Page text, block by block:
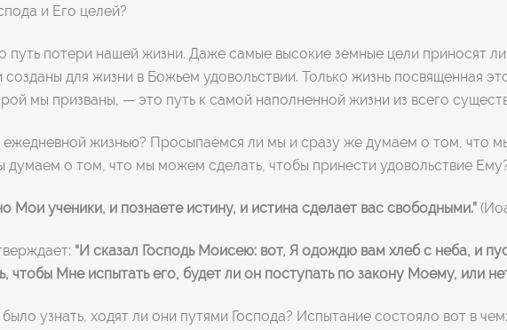
и Его целей?
путь потери нашей жизни. Даже самые высокие земные цели приносят
для жизни в Божьем удовольствии. Только жизнь посвященная
мы призваны, — это путь к самой наполненной жизни из всего
жизнью? Просыпаемся ли мы и сразу же думаем о том, что
думаем о том, что мы можем сделать, чтобы принести удовольствие
Мои ученики, и познаете истину, и истина сделает вас свободными.”
“И сказал Господь Моисею: вот, Я одождю вам хлеб с неба, и
Мне испытать его, будет ли он поступать по закону Моему, или
узнать, ходят ли они путями Господа? Испытание состояло вот в